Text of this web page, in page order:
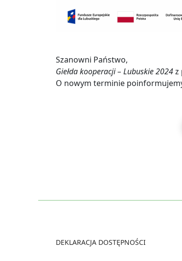
Szanowni Państwo,
Giełda kooperacji – Lubuskie 2024z
O nowym terminie
DEKLARACJA DOSTĘPNOŚCI